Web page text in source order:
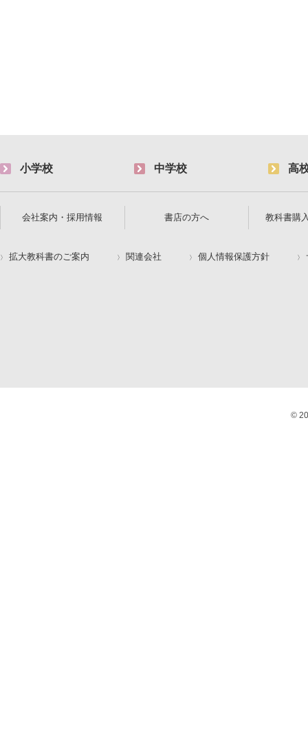
小学校 中学校 高
会社案内・採用情報 書店の方へ 教科書購
拡大教科書のご案内 関連会社 個人情報保護方針
©